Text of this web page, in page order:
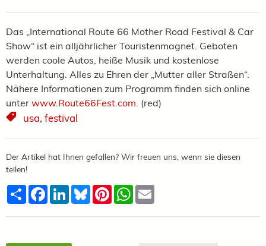
Das „International Route 66 Mother Road Festival & Car
Show“ ist ein alljährlicher Touristenmagnet. Geboten
werden coole Autos, heiße Musik und kostenlose
Unterhaltung. Alles zu Ehren der „Mutter aller Straßen“.
Nähere Informationen zum Programm finden sich online
unter www.Route66Fest.com . (red)
usa, festival
Der Artikel hat Ihnen gefallen? Wir freuen uns, wenn sie diesen
teilen!
TeilenFacebook
LinkedInBlueskyPinterestWhatsApp